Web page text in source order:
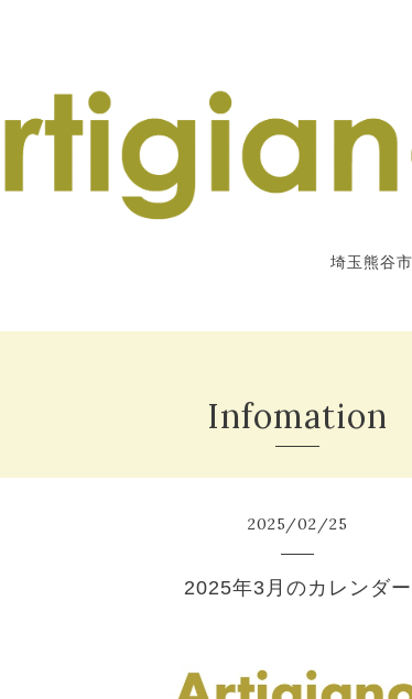
埼玉熊谷
Infomation
2025/02/25
2025年3月のカレンダー